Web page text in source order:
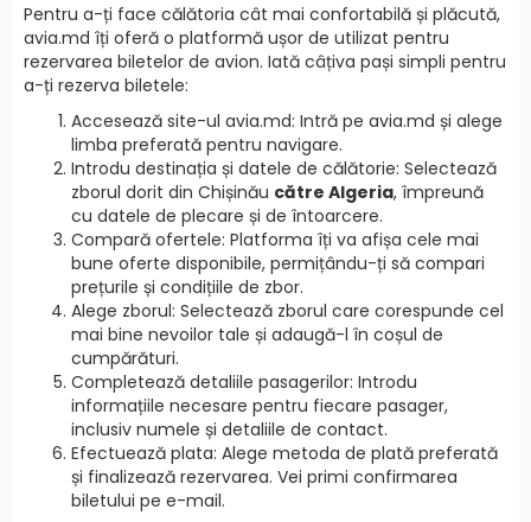
Pentru a-ți face călătoria cât mai confortabilă și plăcută,
avia.md îți oferă o platformă ușor de utilizat pentru
rezervarea biletelor de avion. Iată câțiva pași simpli pentru
a-ți rezerva biletele:
Accesează site-ul avia.md: Intră pe avia.md și alege
limba preferată pentru navigare.
Introdu destinația și datele de călătorie: Selectează
zborul dorit din Chișinău către Algeria, împreună
cu datele de plecare și de întoarcere.
Compară ofertele: Platforma îți va afișa cele mai
bune oferte disponibile, permițându-ți să compari
prețurile și condițiile de zbor.
Alege zborul: Selectează zborul care corespunde cel
mai bine nevoilor tale și adaugă-l în coșul de
cumpărături.
Completează detaliile pasagerilor: Introdu
informațiile necesare pentru fiecare pasager,
inclusiv numele și detaliile de contact.
Efectuează plata: Alege metoda de plată preferată
și finalizează rezervarea. Vei primi confirmarea
biletului pe e-mail.